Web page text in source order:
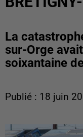
La
sur-Orge
soixantaine
Publié : 18 juin